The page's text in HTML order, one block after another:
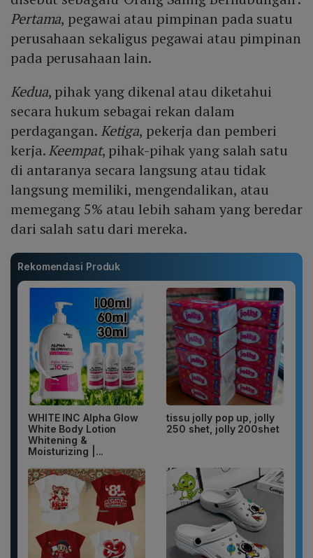
Pertama, pegawai atau pimpinan pada suatu
perusahaan sekaligus pegawai atau pimpinan
pada perusahaan lain.
Kedua, pihak yang dikenal atau diketahui
secara hukum sebagai rekan dalam
perdagangan. Ketiga, pekerja dan pemberi
kerja.Keempat, pihak-pihak yang salah satu
di antaranya secara langsung atau tidak
langsung memiliki, mengendalikan, atau
memegang 5% atau lebih saham yang beredar
dari salah satu dari mereka.
Rekomendasi Produk
WHITE INC Alpha Glow
White Body Lotion
Whitening &
Moisturizing |...
tissu jolly pop up, jolly
250 shet, jolly 200shet